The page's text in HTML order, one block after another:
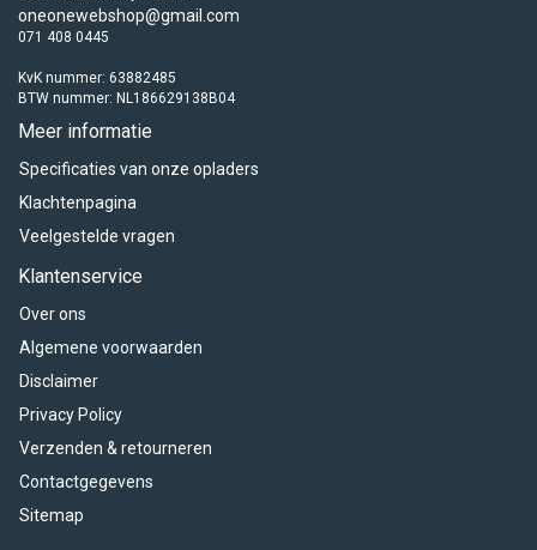
oneonewebshop@gmail.com
071 408 0445
KvK nummer: 63882485
BTW nummer: NL186629138B04
Meer informatie
Specificaties van onze opladers
Klachtenpagina
Veelgestelde vragen
Klantenservice
Over ons
Algemene voorwaarden
Disclaimer
Privacy Policy
Verzenden & retourneren
Contactgegevens
Sitemap